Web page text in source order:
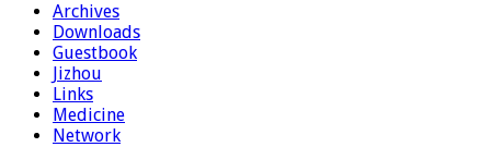
Archives
Downloads
Guestbook
Jizhou
Links
Medicine
Network